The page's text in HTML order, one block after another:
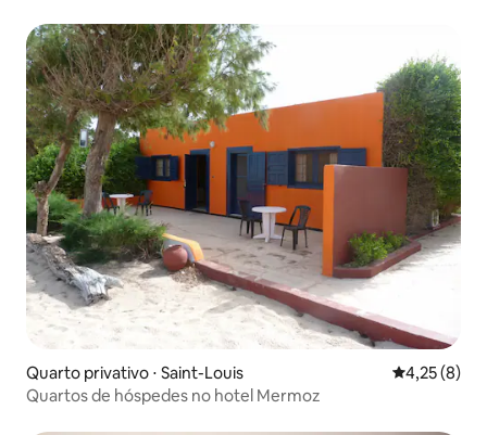
Quarto privativo ⋅ Saint-Louis 4,25 de
4,25 (8)
Quartos de hóspedes no hotel Mermoz